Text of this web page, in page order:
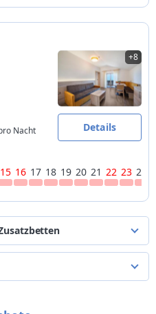
+8
Nacht Details
15 16 17 18 19 20 21 22 23 24
pro Person pro Nacht
für Zusatzbetten